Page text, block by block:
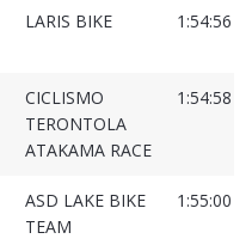
LARIS BIKE 1:54:56
CICLISMO
TERONTOLA
ATAKAMA RACE
1:54:58
ASD LAKE BIKE
TEAM
1:55:00